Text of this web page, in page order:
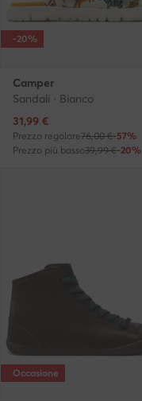
-20%
Camper
Sandali · Bianco
Prezzo attuale
31,99 €
Prezzo regolare76,00 €-57%
Prezzo più basso39,99 €-20%
Occasione